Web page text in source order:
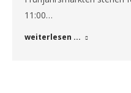
11:00…
weiterlesen ...